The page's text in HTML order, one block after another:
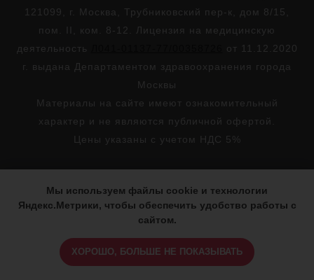
121099, г. Москва, Трубниковский пер-к, дом 8/15,
пом. II, ком. 8-12. Лицензия на медицинскую
деятельность
от 11.12.2020
г. выдана Департаментом здравоохранения города
Москвы
Материалы на сайте имеют ознакомительный
характер и не являются публичной офертой.
Цены указаны с учетом НДС 5%
Мы используем файлы cookie и технологии
Яндекс.Метрики, чтобы обеспечить удобство работы с
сайтом.
ХОРОШО, БОЛЬШЕ НЕ ПОКАЗЫВАТЬ